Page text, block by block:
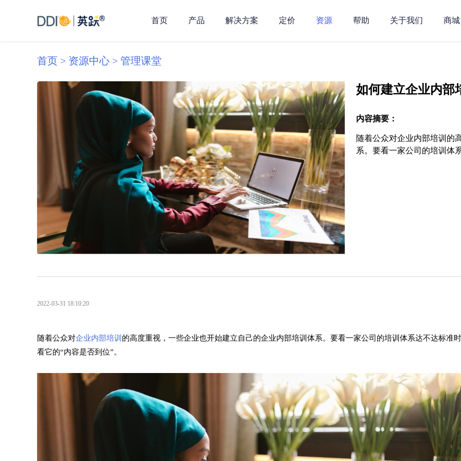
首页 产品 解决方案 定价 资源 帮助 关于我们 商城
首页 > 资源中心 > 管理课堂
如何建立企业内部
内容摘要：
随着公众对企业内部培训的
系。要看一家公司的培训体
2022-03-31 18:10:20
随着公众对企业内部培训 的高度重视，一些企业也开始建立自己的企业内部培训体系。要看一家公司的培训体系达不达标准
看它的“内容是否到位”。